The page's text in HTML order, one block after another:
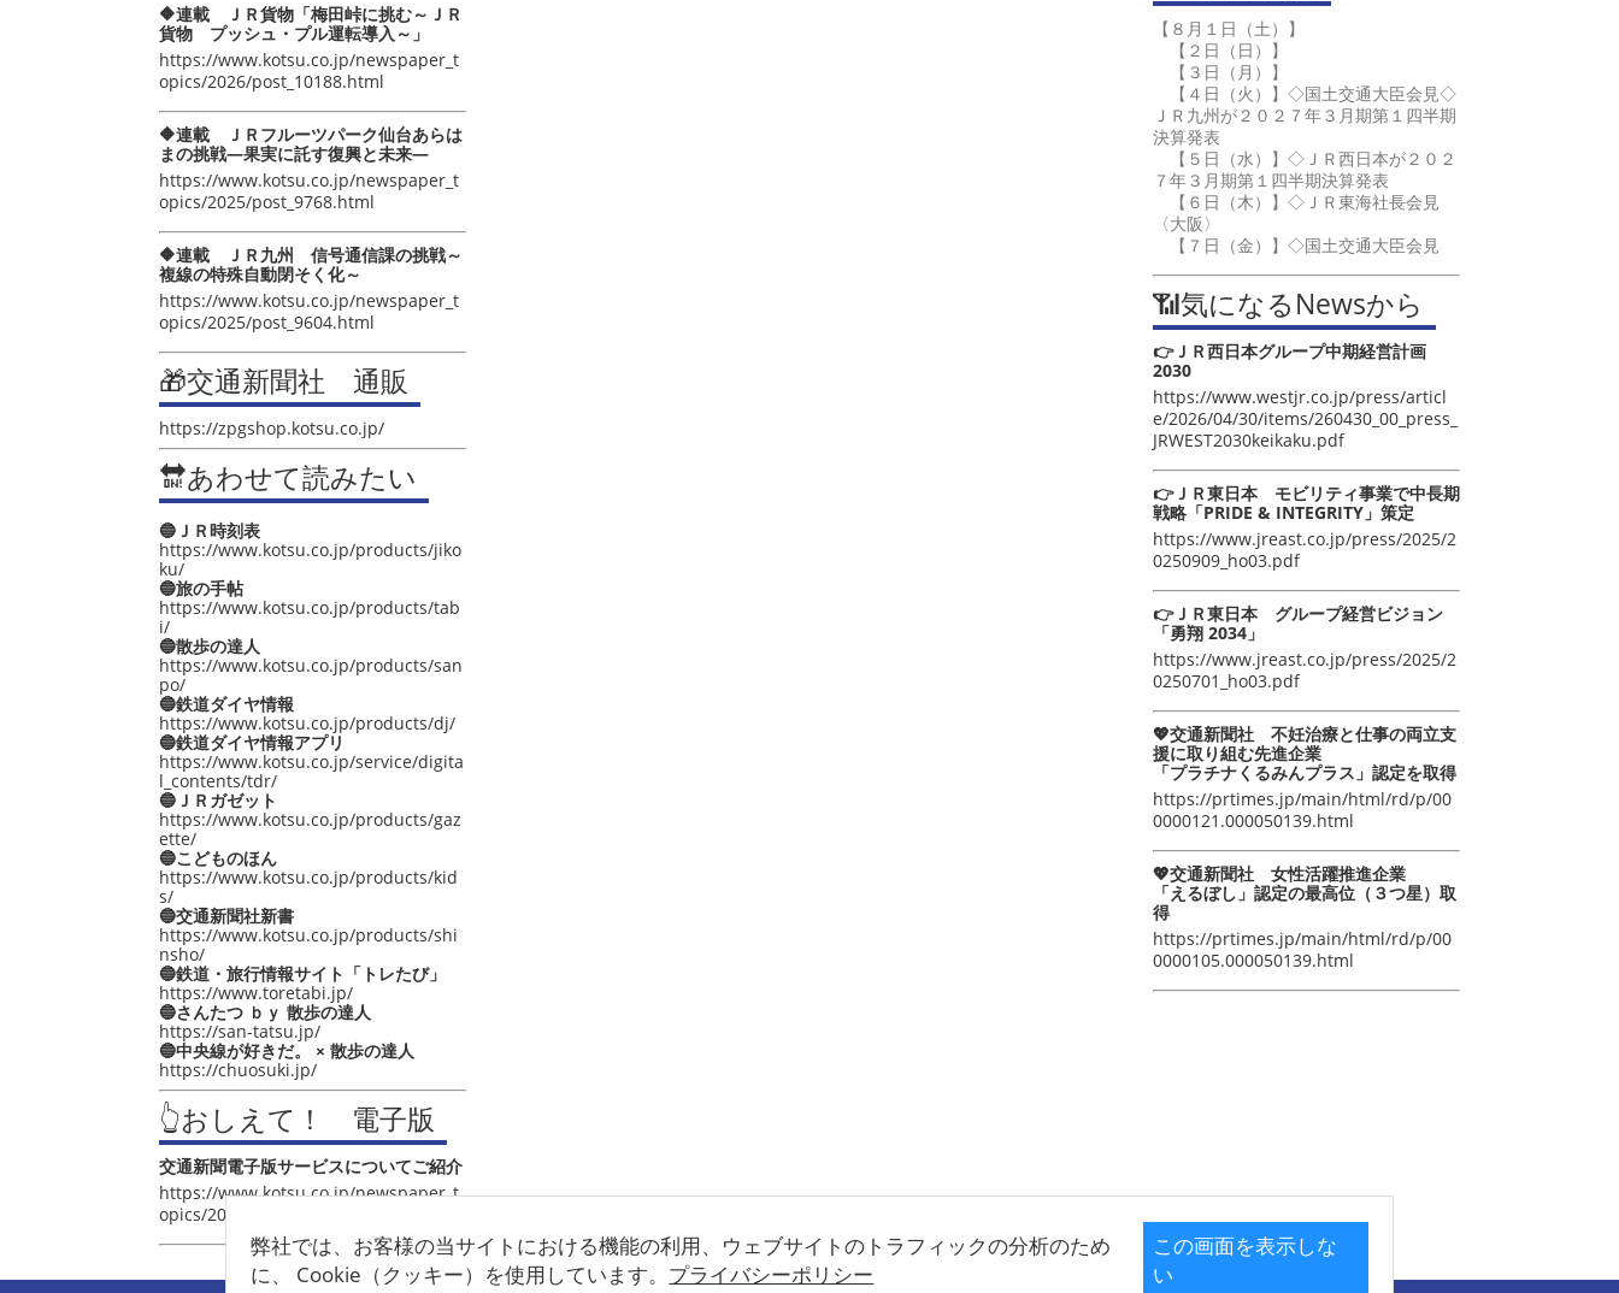
弊社では、お客様の当サイトにおける機能の利用、ウェブサイトのトラフィックの分析のため
に、 Cookie（クッキー）を使用しています。 プライバシーポリシー
この画面を表示しな
い
🔶連載 ＪＲ貨物「梅田峠に挑む～ＪＲ
貨物 プッシュ・プル運転導入～」
https://www.kotsu.co.jp/newspaper_t
opics/2026/post_10188.html
🔶連載 ＪＲフルーツパーク仙台あらは
まの挑戦―果実に託す復興と未来―
https://www.kotsu.co.jp/newspaper_t
opics/2025/post_9768.html
🔶連載 ＪＲ九州 信号通信課の挑戦～
複線の特殊自動閉そく化～
https://www.kotsu.co.jp/newspaper_t
opics/2025/post_9604.html
🎁交通新聞社 通販
https://zpgshop.kotsu.co.jp/
🔛あわせて読みたい
🔵ＪＲ時刻表
https://www.kotsu.co.jp/products/jiko
ku/
🔵旅の手帖
https://www.kotsu.co.jp/products/tab
i/
🔵散歩の達人
https://www.kotsu.co.jp/products/san
po/
🔵鉄道ダイヤ情報
https://www.kotsu.co.jp/products/dj/
🔵鉄道ダイヤ情報アプリ
https://www.kotsu.co.jp/service/digita
l_contents/tdr/
🔵ＪＲガゼット
https://www.kotsu.co.jp/products/gaz
ette/
🔵こどものほん
https://www.kotsu.co.jp/products/kid
s/
🔵交通新聞社新書
https://www.kotsu.co.jp/products/shi
nsho/
🔵鉄道・旅行情報サイト「トレたび」
https://www.toretabi.jp/
🔵さんたつ ｂｙ 散歩の達人
https://san-tatsu.jp/
🔵中央線が好きだ。 × 散歩の達人
https://chuosuki.jp/
👆おしえて！ 電子版
交通新聞電子版サービスについてご紹介
https://www.kotsu.co.jp/newspaper_t
opics/2021/post_4048.html
【８月１日（土）】
【２日（日）】
【３日（月）】
【４日（火）】◇国土交通大臣会見◇
ＪＲ九州が２０２７年３月期第１四半期
決算発表
【５日（水）】◇ＪＲ西日本が２０２
７年３月期第１四半期決算発表
【６日（木）】◇ＪＲ東海社長会見
〈大阪〉
【７日（金）】◇国土交通大臣会見
📶気になるNewsから
👉ＪＲ西日本グループ中期経営計画
2030
https://www.westjr.co.jp/press/articl
e/2026/04/30/items/260430_00_press_
JRWEST2030keikaku.pdf
👉ＪＲ東日本 モビリティ事業で中長期
戦略「PRIDE & INTEGRITY」策定
https://www.jreast.co.jp/press/2025/2
0250909_ho03.pdf
👉ＪＲ東日本 グループ経営ビジョン
「勇翔 2034」
https://www.jreast.co.jp/press/2025/2
0250701_ho03.pdf
💖交通新聞社 不妊治療と仕事の両立支
援に取り組む先進企業
「プラチナくるみんプラス」認定を取得
https://prtimes.jp/main/html/rd/p/00
0000121.000050139.html
💖交通新聞社 女性活躍推進企業
「えるぼし」認定の最高位（３つ星）取
得
https://prtimes.jp/main/html/rd/p/00
0000105.000050139.html